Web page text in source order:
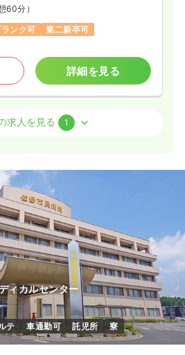
60分）
ンク可
第二新卒可
詳細を見る
与126.0万円〜
60分）
詳細を見る
求人を見る 1
ィカルセンター
テ 車通勤可 託児所 寮